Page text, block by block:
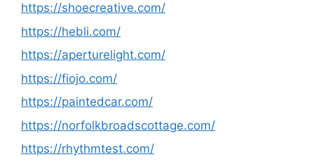
https://shoecreative.com/
https://hebli.com/
https://aperturelight.com/
https://fiojo.com/
https://paintedcar.com/
https://norfolkbroadscottage.com/
https://rhythmtest.com/